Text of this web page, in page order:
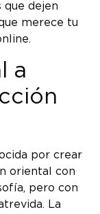
que dejen
merece tu
a
por crear
oriental con
pero con
La